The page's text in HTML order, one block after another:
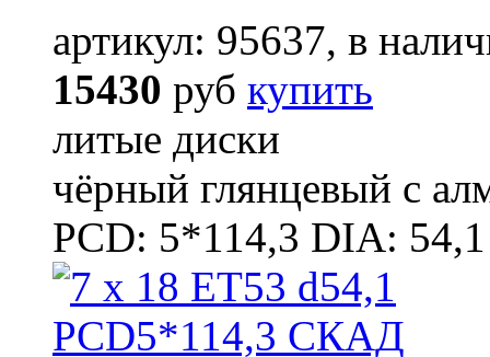
артикул: 95637, в
15430 руб купить
литые диски
чёрный глянцевый с
PCD: 5*114,3 DIA: 54,1